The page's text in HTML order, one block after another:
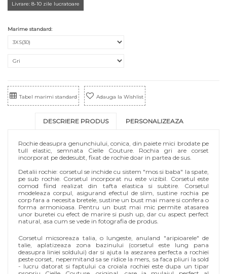
Livrare: 8-10 zile lucratoare
Marime standard:
Tabel marimi standard Adauga la Wishlist
DESCRIERE PRODUS PERSONALIZEAZA
Rochie deasupra genunchiului, conica, din paiete mici brodate pe
tull elastic, semnata Cielle Couture. Rochia gri are corset
incorporat pe dedesubt, fixat de rochie doar in partea de sus.
Detalii rochie: corsetul se inchide cu sistem "mos si baba" la spate,
pe sub rochie. Corsetul incorporat nu este vizibil. Corsetul este
comod fiind realizat din tafta elastica si subtire. Corsetul
modeleaza corpul, asigurand efectul de slim, sustine rochia pe
corp fara a necesita bretele, sustine un bust mai mare si confera o
forma armonioasa. Pentru un bust mai mic permite atasarea
unor buretei cu efect de marire si push up, dar cu aspect perfect
natural, asa cum se vede in fotografia de produs.
Corsetul micsoreaza talia, o lungeste, anuland "aripioarele" de
talie, aplatizeaza zona bazinului (corsetul este lung pana
deasupra liniei soldului) dar si ajuta la asezarea perfecta a rochiei
peste corset, nepermitand sa se ridice la mers, sa faca pliuri la sold
- lucru datorat si faptului ca croiala rochiei este dupa un tipar